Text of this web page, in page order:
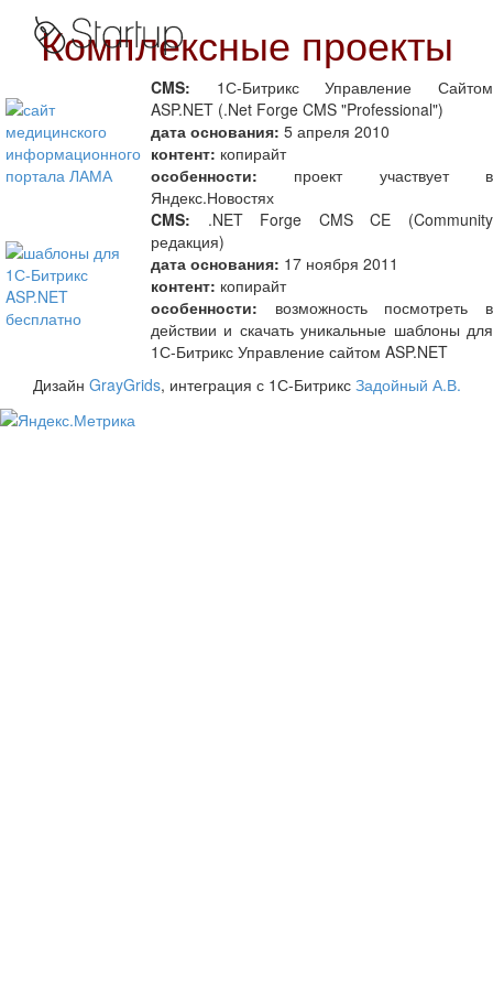
Комплексные проекты
CMS: 1С-Битрикс Управление Сайтом
ASP.NET (.Net Forge CMS "Professional")
дата основания: 5 апреля 2010
контент: копирайт
особенности: проект участвует в
Яндекс.Новостях
CMS: .NET Forge CMS CE (Community
редакция)
дата основания: 17 ноября 2011
контент: копирайт
особенности: возможность посмотреть в
действии и скачать уникальные шаблоны для
1С-Битрикс Управление сайтом ASP.NET
Дизайн GrayGrids, интеграция с 1С-Битрикс Задойный А.В.